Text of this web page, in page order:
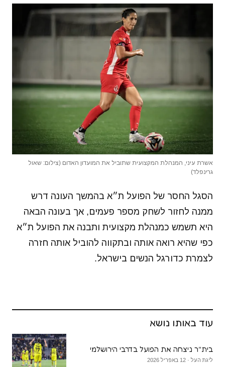
אשרת עיני, המנהלת המקצועית שתוביל את המועדון האדום (צילום: שאול
גרינפלד)
הסגל החסר של הפועל ת״א בהמשך העונה דרש
ממנה לחזור לשחק מספר פעמים, אך בעונה הבאה
היא תשמש כמנהלת מקצועית ותבנה את הפועל ת״א
כפי שהיא רואה אותה ובתקווה להוביל אותה חזרה
לצמרת כדורגל הנשים בישראל.
עוד באותו נושא
בית"ר ניצחה את הפועל בדרבי הירושלמי
ליגת העל · 12 באפריל 2026